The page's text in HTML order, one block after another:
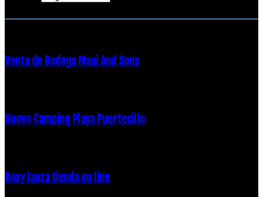
Venta de Bodega Maui And Sons
Nuevo Camping Playa Puertecillo
Roxy lanza tienda on line